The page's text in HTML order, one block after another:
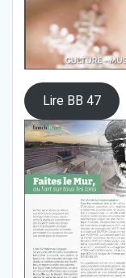
Lire BB 47